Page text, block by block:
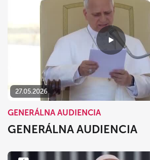
27.05.2026
GENERÁLNA AUDIENCIA
GENERÁLNA AUDIENCIA